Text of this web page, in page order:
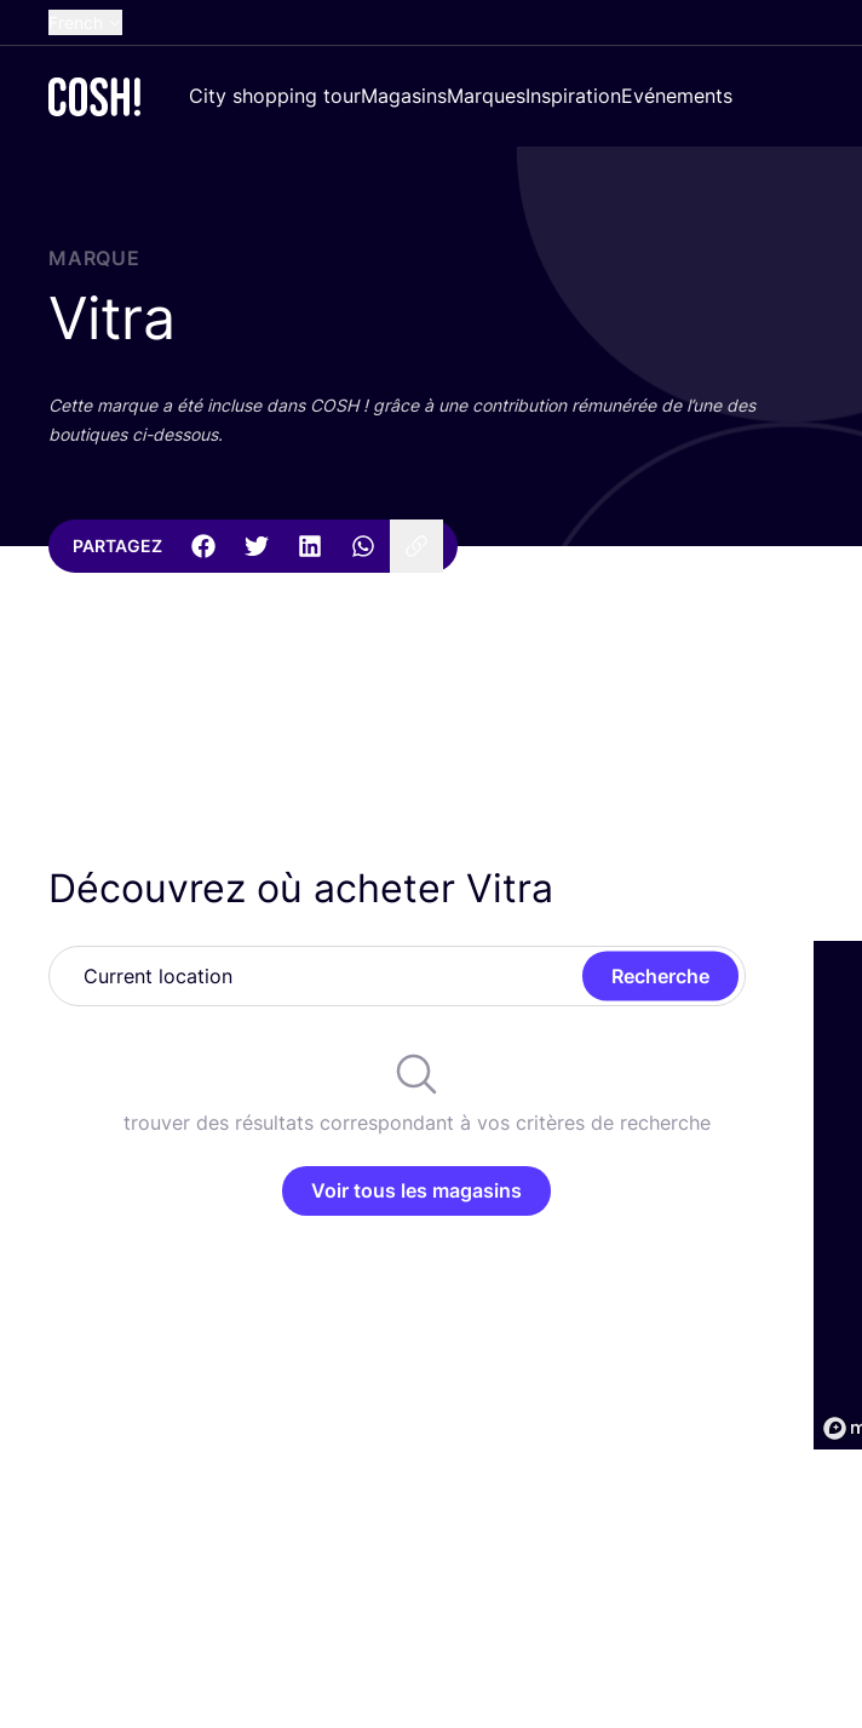
Dutch
Croatian
City shopping tourMagasinsMarquesInspirationEvénements
MARQUE
Vitra
Cette marque a été incluse dans COSH! grâce à une contri­bu­tion rému­né­rée de l’une des
bou­tiques ci-dessous.
PARTAGEZ
Découvrez où acheter Vitra
Recherche
trouver des résultats correspondant à vos critères de recherche
Voir tous les magasins